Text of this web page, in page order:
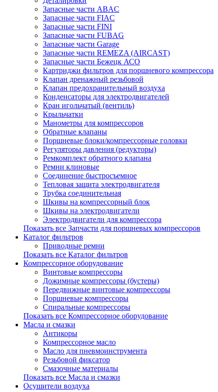
Запасные части ABAC
Запасные части FIAC
Запасные части FINI
Запасные части FUBAG
Запасные части Garage
Запасные части REMEZA (AIRCAST)
Запасные части Бежецк АСО
Картриджи фильтров для поршневого компрессора
Клапан дренажный резьбовой
Клапан предохранительный воздуха
Конденсаторы для электродвигателей
Кран игольчатый (вентиль)
Крыльчатки
Манометры для компрессоров
Обратные клапаны
Поршневые блоки/компрессорные головки
Регуляторы давления (редукторы)
Ремкомплект обратного клапана
Ремни клиновые
Соединение быстросъемное
Тепловая защита электродвигателя
Трубка соединительная
Шкивы на компрессорный блок
Шкивы на электродвигатели
Электродвигатели для компрессора
Показать все Запчасти для поршневых компрессоров
Каталог фильтров
Приводные ремни
Показать все Каталог фильтров
Компрессорное оборудование
Винтовые компрессоры
Дожимные компрессоры (бустеры)
Передвижные винтовые компрессоры
Поршневые компрессоры
Спиральные компрессоры
Показать все Компрессорное оборудование
Масла и смазки
Антикоры
Компрессорное масло
Масло для пневмоинструмента
Резьбовой фиксатор
Смазочные материалы
Показать все Масла и смазки
Осушители воздуха